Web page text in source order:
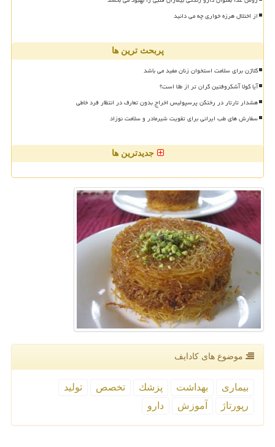
از اختلال هرزه خواری چه می دانید
پربحث ترین ها
کلاژن برای سلامت استخوان زنان مفید می باشد
آیا کولا آشکروفتین گران تر از طلا است؟
هشدار تارتار در رختکن پرسپولیس اخراج بدون تعارف در انتظار فرد خاطی
سفارش های طب ایرانی برای تقویت شیرمادر و سلامت نوزاد
جدیدترین ها
موضوع های كادایف
بیماری بهداشت پزشك تخصص
تولید
رپورتاژ
آموزش دارو